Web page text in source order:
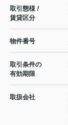
取引態様 /
賃貸区分
物件番号
取引条件の
有効期限
取扱会社